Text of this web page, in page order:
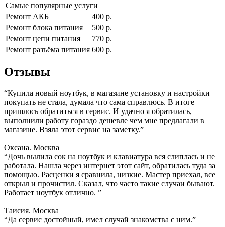
Самые популярные услуги
Ремонт АКБ
400 р.
Ремонт блока питания
500 р.
Ремонт цепи питания
770 р.
Ремонт разъёма питания 600 р.
Отзывы
“Купила новый ноутбук, в магазине установку и настройки
покупать не стала, думала что сама справлюсь. В итоге
пришлось обратиться в сервис. И удачно я обратилась,
выполнили работу гораздо дешевле чем мне предлагали в
магазине. Взяла этот сервис на заметку.”
Оксана. Москва
“Дочь вылила сок на ноутбук и клавиатура вся слиплась и не
работала. Нашла через интернет этот сайт, обратилась туда за
помощью. Расценки я сравнила, низкие. Мастер приехал, все
открыл и прочистил. Сказал, что часто такие случаи бывают.
Работает ноутбук отлично. ”
Таисия. Москва
“Да сервис достойный, имел случай знакомства с ним.”